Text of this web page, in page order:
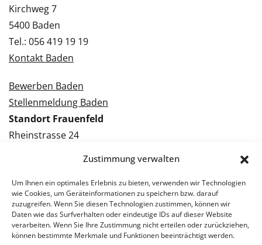
Zustimmung verwalten
Um Ihnen ein optimales Erlebnis zu bieten, verwenden wir Technologien
wie Cookies, um Geräteinformationen zu speichern bzw. darauf
zuzugreifen. Wenn Sie diesen Technologien zustimmen, können wir
Daten wie das Surfverhalten oder eindeutige IDs auf dieser Website
verarbeiten. Wenn Sie Ihre Zustimmung nicht erteilen oder zurückziehen,
können bestimmte Merkmale und Funktionen beeinträchtigt werden.
Kirchweg 7
5400 Baden
Tel.: 056 419 19 19
Kontakt Baden
Bewerben Baden
Stellenmeldung Baden
Standort Frauenfeld
Rheinstrasse 24
Kontakt Frauenfeld
Bewerben Frauenfeld
Stellenmeldung Frauenfeld